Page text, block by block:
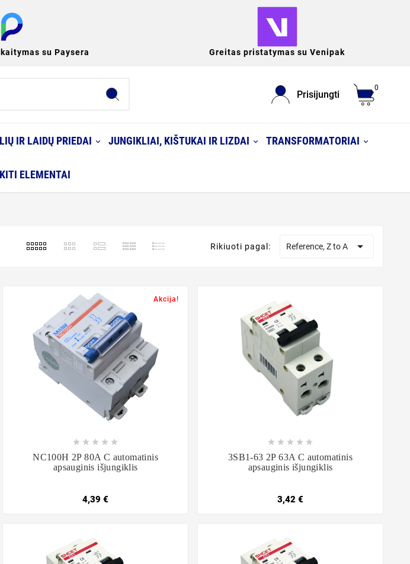
su Paysera Greitas pristatymas su Venipak
Prisijungti
0
IR LAIDŲ PRIEDAI JUNGIKLIAI, KIŠTUKAI IR LIZDAI TRANSFORMATORIAI
KITI ELEMENTAI
Rikiuoti pagal: Reference, Z to A 
Akcija!
    
NC100H 2P 80A C automatinis
apsauginis išjungiklis
4,39 €
    
3SB1-63 2P 63A C automatinis
apsauginis išjungiklis
3,42 €